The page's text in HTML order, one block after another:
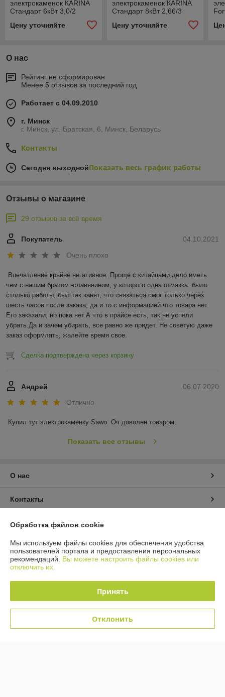
электрокаменок КАRINA
Стандарт 6кВт 3,0/2
Цену уточняйте
электрокаменок КАRINA
Стандарт 8кВт 2,66/3
Цену уточняйте
О нас
Рейтинг не сформирован
Менее 5 отзывов за последний год
Работает с 04.09.2010
г. Минск
г. Минск, ул. Братская, 6, Минск, Беларусь
Контакты
Сегодня выходнойПоказать весь график работы
Отзывы о магазине
29 отзывов за всё время
04.10.2021
Покупатель
Очень плохо
Впечатление крайне негативное. Проще с китайцами дело иметь
чем с нашим братом -славянином, у которого одна отмазка: было
столько работы, был так занят, что связаться смог только через
шесть часов после заказа, да и то с информацией что товара нет.
Его заказали, но пока нет.А что в прайсе есть, так не успели
убрать.Да и зачем убирать, все равно же придет. Не советую даже
заказ оформлять, жалейте время свое.
Сделка подтверждена через корзину
06.07.2020
Андрей
Отлично
Купил тут электрокаменку Sawo. Оч доволен товаром.
Показать все отзывы
О нас
Контакты
Доставка и оплата
График работы
Полная версия сайта
Политика обработки cookies
Сайт создан на платформе Deal.by
Обработка файлов cookie
Мы используем файлы cookies для обеспечения удобства
пользователей портала и предоставления персональных
рекомендаций. Вы можете настроить файлы cookies или
отключить их.
Принять
Отклонить